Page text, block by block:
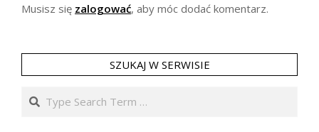
Musisz się zalogować, aby móc dodać komentarz.
SZUKAJ W SERWISIE
Search